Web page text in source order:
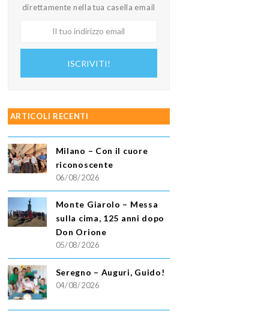
direttamente nella tua casella email
ISCRIVITI!
ARTICOLI RECENTI
Milano – Con il cuore
riconoscente
06/08/2026
Monte Giarolo – Messa
sulla cima, 125 anni dopo
Don Orione
05/08/2026
Seregno – Auguri, Guido!
04/08/2026